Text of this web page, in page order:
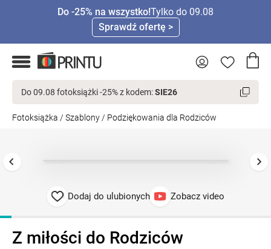
Do -25% na wszystko!Tylko do 09.08
Sprawdź ofertę >
Do 09.08 fotoksiążki -25% z kodem:SIE26
Fotoksiążka / Szablony / Podziękowania dla Rodziców
Dodaj do ulubionych Zobacz video
Z miłości do Rodziców